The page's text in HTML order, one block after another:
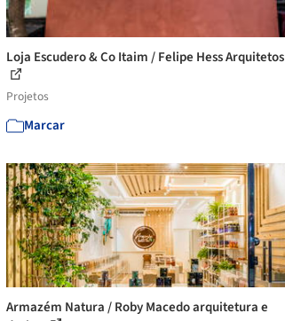
Loja Escudero & Co Itaim / Felipe Hess Arquitetos
Projetos
Marcar
Armazém Natura / Roby Macedo arquitetura e